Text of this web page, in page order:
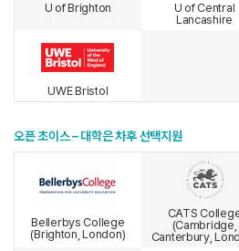
U of Brighton
U of Central
Lancashire
UWE Bristol
오픈 초이스 – 대학은 차후 선택지원
Bellerbys College
(Brighton, London)
CATS
(Cambridge,
Canterbury,